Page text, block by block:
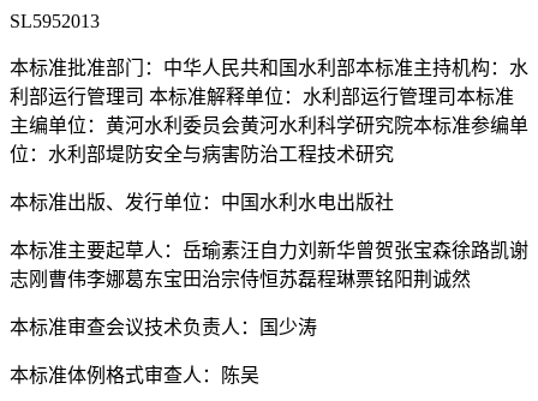
SL5952013
本标准批准部门：中华人民共和国水利部本标准主持机构：水
利部运行管理司 本标准解释单位：水利部运行管理司本标准
主编单位：黄河水利委员会黄河水利科学研究院本标准参编单
位：水利部堤防安全与病害防治工程技术研究
本标准出版、发行单位：中国水利水电出版社
本标准主要起草人：岳瑜素汪自力刘新华曾贺张宝森徐路凯谢
志刚曹伟李娜葛东宝田治宗侍恒苏磊程琳票铭阳荆诚然
本标准审查会议技术负责人：国少涛
本标准体例格式审查人：陈吴